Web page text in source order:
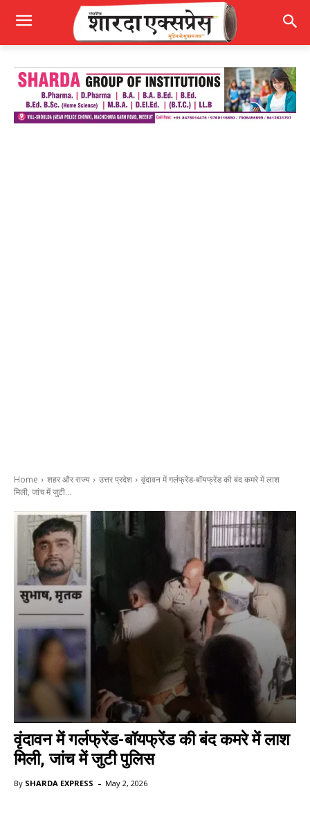
Home शहर और राज्य उत्तर प्रदेश
वृंदावन में गर्लफ्रेंड-बॉयफ्रेंड की बंद कमरे में लाश
मिली, जांच में जुटी...
वृंदावन में गर्लफ्रेंड-बॉयफ्रेंड की बंद कमरे में लाश
मिली, जांच में जुटी पुलिस
By SHARDA EXPRESS - May 2, 2026